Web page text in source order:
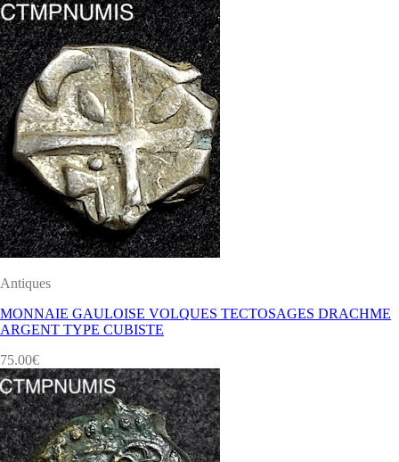
Antiques
MONNAIE GAULOISE VOLQUES TECTOSAGES DRACHME
ARGENT TYPE CUBISTE
75.00€